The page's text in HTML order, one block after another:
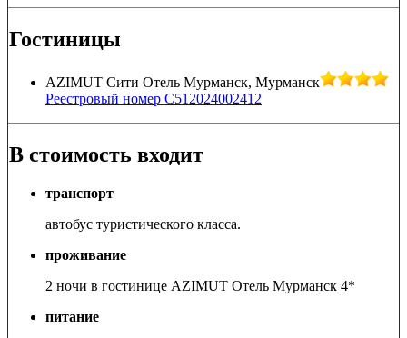
Гостиницы
AZIMUT Сити Отель Мурманск, Мурманск
Реестровый номер С512024002412
В стоимость входит
транспорт
автобус туристического класса.
проживание
2 ночи в гостинице AZIMUT Отель Мурманск 4*
питание